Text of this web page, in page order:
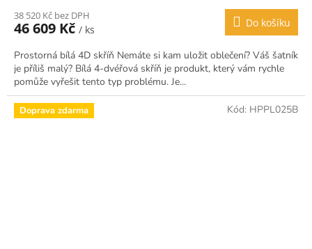
38 520 Kč bez DPH
46 609 Kč / ks
Do košíku
Prostorná bílá 4D skříň Nemáte si kam uložit oblečení? Váš šatník
je příliš malý? Bílá 4-dvéřová skříň je produkt, který vám rychle
pomůže vyřešit tento typ problému. Je...
Doprava zdarma Kód: HPPL025B